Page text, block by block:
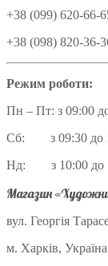
+38 (099) 620-66-
+38 (098) 820-36-
Режим роботи:
Пн – Пт: з 09:00
Сб: з 09:30 до
Нд: з 10:00 до
Магазин
вул. Георгія
м. Харків,